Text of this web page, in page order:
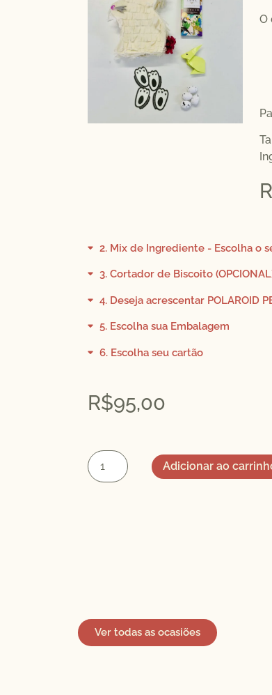
O
2 Mix de Ingrediente - Escolha o
3 Cortador de Biscoito
4 Deseja acrescentar POLAROID
5 Escolha sua Embalagem
6 Escolha seu cartão
R$95,00
Adicionar ao
Ver todas as ocasiões